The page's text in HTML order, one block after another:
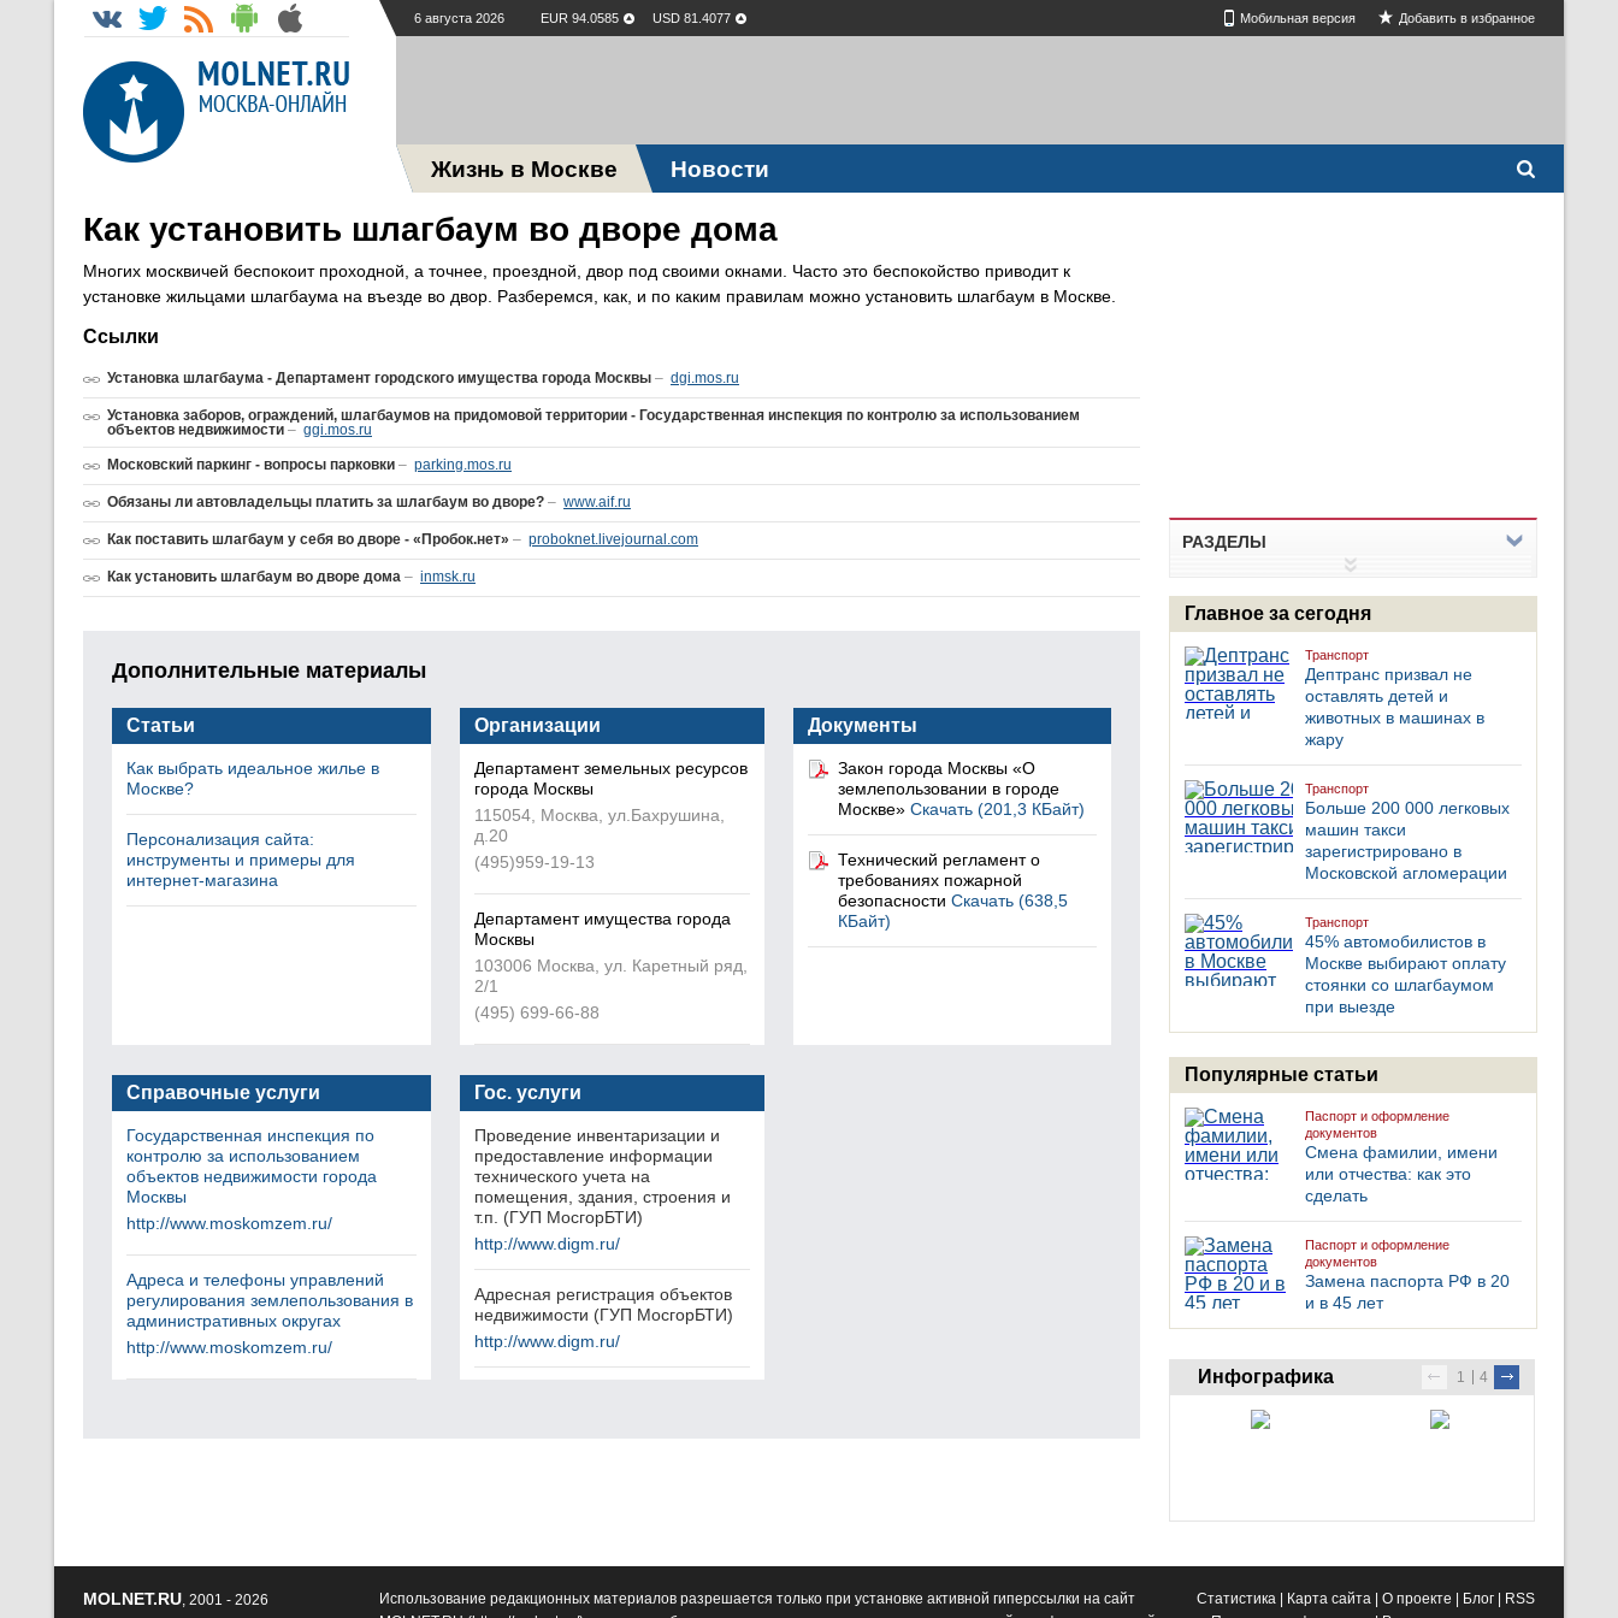
6 августа 2026 EUR 94.0585 USD 81.4077 Мобильная версия Добавить в избранное
Жизнь в Москве Новости
РАЗДЕЛЫ
Главное за сегодня
Транспорт
Дептранс призвал не
оставлять детей и
животных в машинах в
жару
Транспорт
Больше 200 000 легковых
машин такси
зарегистрировано в
Московской агломерации
Транспорт
45% автомобилистов в
Москве выбирают оплату
стоянки со шлагбаумом
при выезде
Популярные статьи
Паспорт и оформление
документов
Смена фамилии, имени
или отчества: как это
сделать
Паспорт и оформление
документов
Замена паспорта РФ в 20
и в 45 лет
Инфографика 1 4
Как установить шлагбаум во дворе дома
Многих москвичей беспокоит проходной, а точнее, проездной, двор под своими окнами. Часто это беспокойство приводит к
установке жильцами шлагбаума на въезде во двор. Разберемся, как, и по каким правилам можно установить шлагбаум в Москве.
Ссылки
Установка шлагбаума - Департамент городского имущества города Москвы – dgi.mos.ru
Установка заборов, ограждений, шлагбаумов на придомовой территории - Государственная инспекция по контролю за использованием
объектов недвижимости – ggi.mos.ru
Московский паркинг - вопросы парковки – parking.mos.ru
Обязаны ли автовладельцы платить за шлагбаум во дворе? – www.aif.ru
Как поставить шлагбаум у себя во дворе - «Пробок.нет» – proboknet.livejournal.com
Как установить шлагбаум во дворе дома – inmsk.ru
Дополнительные материалы
Статьи
Как выбрать идеальное жилье в
Москве?
Персонализация сайта:
инструменты и примеры для
интернет-магазина
Организации
Департамент земельных ресурсов
города Москвы
115054, Москва, ул.Бахрушина,
д.20
(495)959-19-13
Департамент имущества города
Москвы
103006 Москва, ул. Каретный ряд,
2/1
(495) 699-66-88
Документы
Закон города Москвы «О
землепользовании в городе
Москве» Скачать (201,3 КБайт)
Технический регламент о
требованиях пожарной
безопасности Скачать (638,5
КБайт)
Справочные услуги
Государственная инспекция по
контролю за использованием
объектов недвижимости города
Москвы
http://www.moskomzem.ru/
Адреса и телефоны управлений
регулирования землепользования в
административных округах
http://www.moskomzem.ru/
Гос. услуги
Проведение инвентаризации и
предоставление информации
технического учета на
помещения, здания, строения и
т.п. (ГУП МосгорБТИ)
http://www.digm.ru/
Адресная регистрация объектов
недвижимости (ГУП МосгорБТИ)
http://www.digm.ru/
Использование редакционных материалов разрешается только при установке активной гиперссылки на сайт
MOLNET.RU, 2001 - 2026 Статистика Карта сайта О проекте Блог
RSS